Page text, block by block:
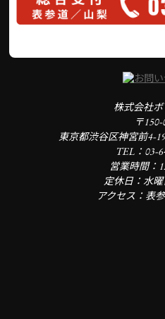
株式会社
〒150-
東京都渋谷区神宮前4-
TEL：03-
営業時間：
定休日：水
アクセス：表